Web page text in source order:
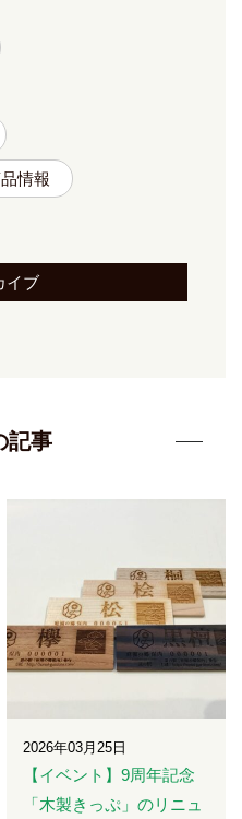
情報
イブ
記事
2026年03月25日
【イベント】9周年記念
「木製きっぷ」のリニュ